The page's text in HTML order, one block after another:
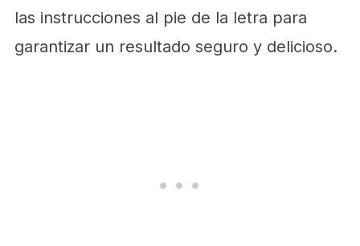
las instrucciones al pie de la letra para
garantizar un resultado seguro y delicioso.